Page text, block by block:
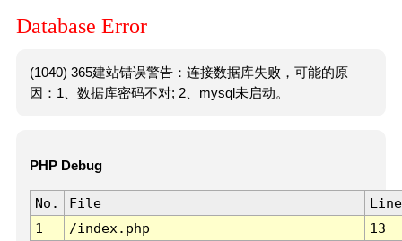
Database Error
(1040) 365建站错误警告：连接数据库失败，可能的原
因：1、数据库密码不对; 2、mysql未启动。
PHP Debug
No. File
Line
1
/index.php 13